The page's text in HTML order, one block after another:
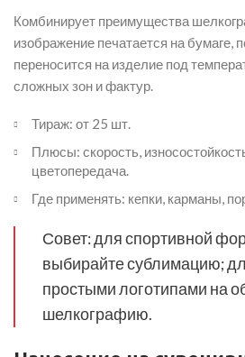
Комбинирует преимущества
изображение печатается на бумаге,
переносится на изделие под
сложных зон и фактур.
Тираж: от 25 шт.
Плюсы: скорость,
цветопередача.
Где применять: кепки, карманы,
Совет: для спортивной
выбирайте сублимацию;
простыми логотипами на
шелкографию.